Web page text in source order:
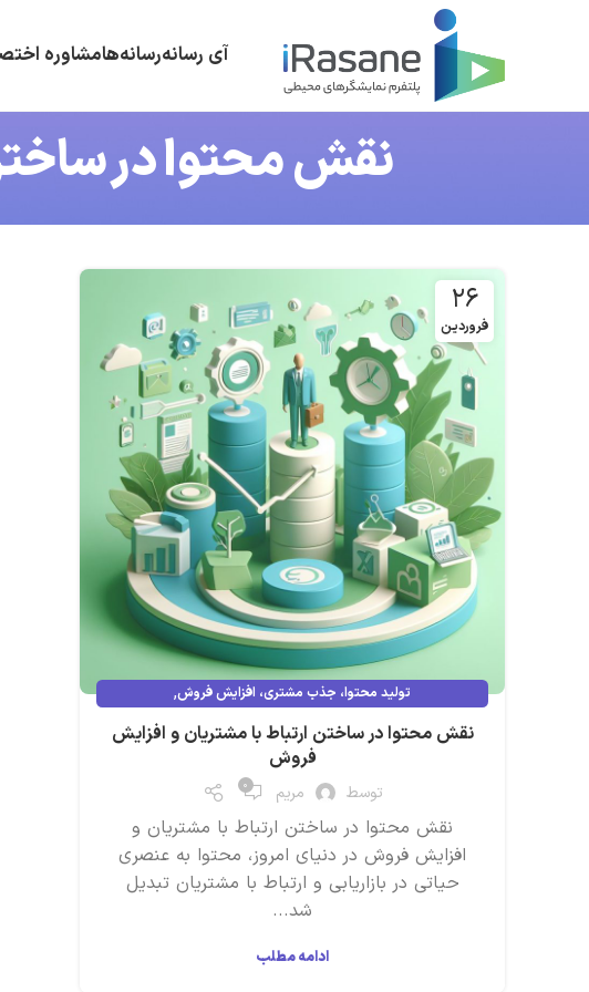
آی رسانهرسانه‌هامشاوره
نقش محتوا در
۲۶
فروردین
تولید محتوا، جذب مشتری، افزایش فروش,
نقش محتوا در ساختن ارتباط با مشتریان و افزایش فروش
نقش محتوا در ساختن ارتباط با مشتریان و افزایش
فروش
توسط مریم ۰
نقش محتوا در ساختن ارتباط با مشتریان و
افزایش فروش در دنیای امروز، محتوا به عنصری
حیاتی در بازاریابی و ارتباط با مشتریان تبدیل
شد...
ادامه مطلب